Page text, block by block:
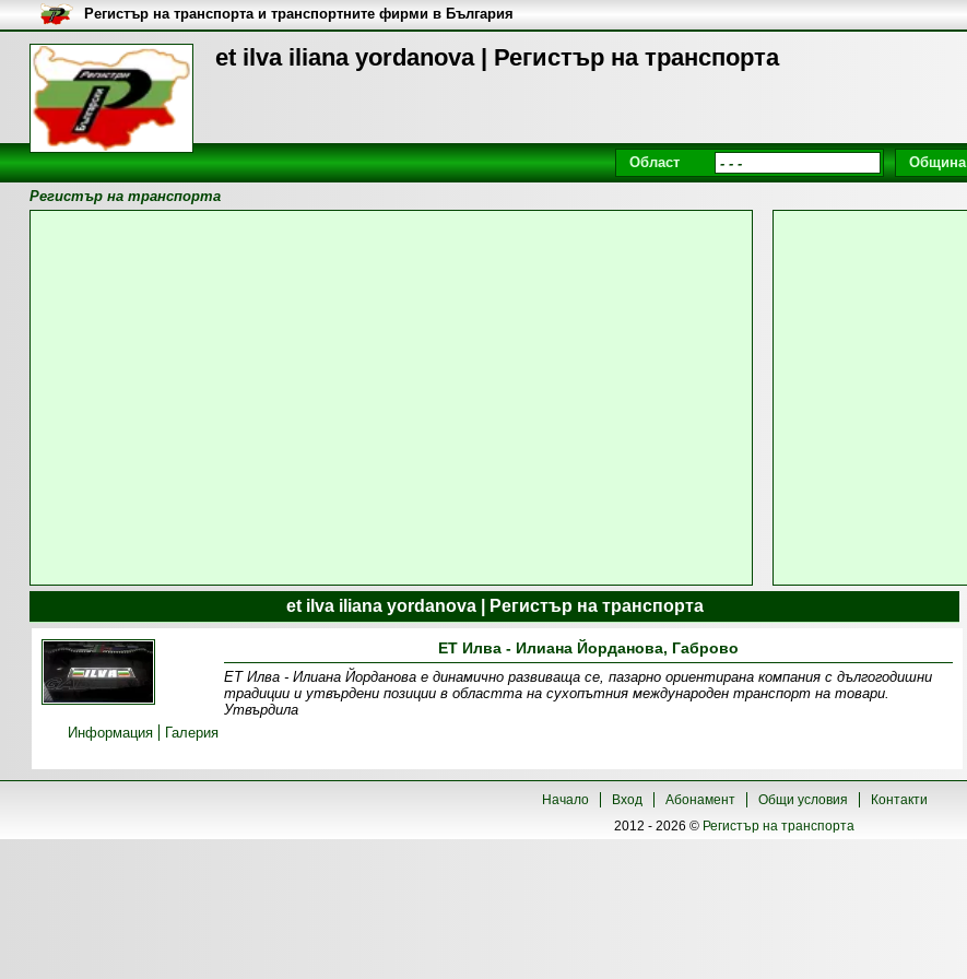
et ilva iliana yordanova | Регистър на транспорта
Регистър на транспорта и транспортните фирми в България
Област Община
Регистър на транспорта
et ilva iliana yordanova | Регистър на транспорта
ЕТ Илва - Илиана Йорданова, Габрово
ЕТ Илва - Илиана Йорданова е динамично развиваща се, пазарно ориентирана компания с дългогодишни
традиции и утвърдени позиции в областта на сухопътния международен транспорт на товари.
Утвърдила
Информация
Галерия
Начало Вход Абонамент Общи условия
Контакти
2012 - 2026 © Регистър на транспорта